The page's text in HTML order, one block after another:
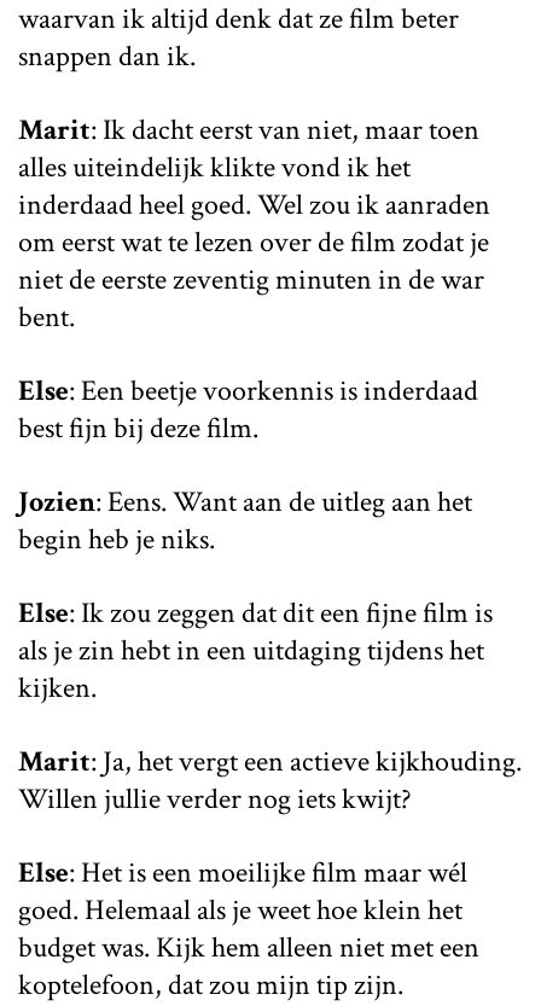
waarvan ik altijd denk dat ze film beter
snappen dan ik.
Marit: Ik dacht eerst van niet, maar toen
alles uiteindelijk klikte vond ik het
inderdaad heel goed. Wel zou ik aanraden
om eerst wat te lezen over de film zodat je
niet de eerste zeventig minuten in de war
bent.
Else: Een beetje voorkennis is inderdaad
best fijn bij deze film.
Jozien: Eens. Want aan de uitleg aan het
begin heb je niks.
Else: Ik zou zeggen dat dit een fijne film is
als je zin hebt in een uitdaging tijdens het
kijken.
Marit: Ja, het vergt een actieve kijkhouding.
Willen jullie verder nog iets kwijt?
Else: Het is een moeilijke film maar wél
goed. Helemaal als je weet hoe klein het
budget was. Kijk hem alleen niet met een
koptelefoon, dat zou mijn tip zijn.